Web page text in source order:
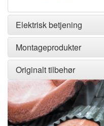
Elektrisk betjening
Montageprodukter
Originalt tilbehør